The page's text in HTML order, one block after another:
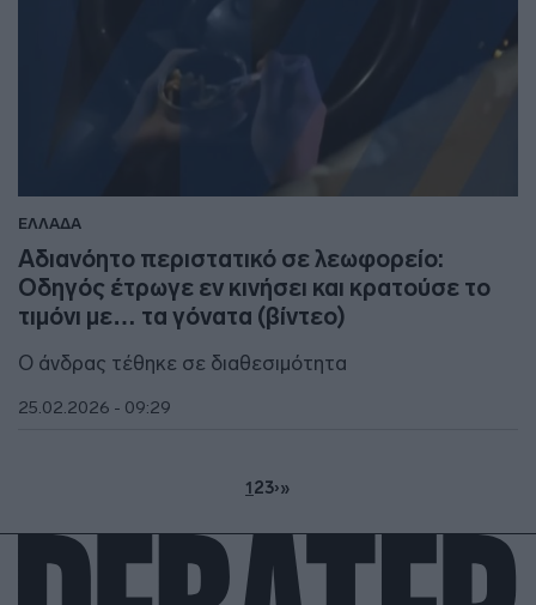
ΕΛΛΑΔΑ
Αδιανόητο περιστατικό σε λεωφορείο:
Οδηγός έτρωγε εν κινήσει και κρατούσε το
τιμόνι με… τα γόνατα (βίντεο)
Ο άνδρας τέθηκε σε διαθεσιμότητα
25.02.2026 - 09:29
123›»